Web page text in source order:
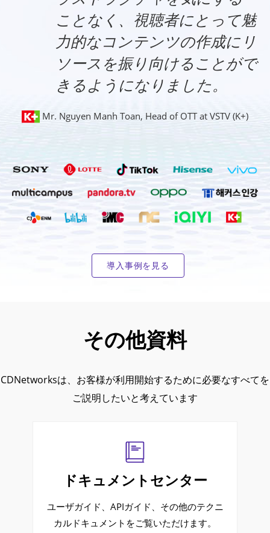
ことなく、視聴者にとって魅
力的なコンテンツの作成にリ
ソースを振り向けることがで
きるようになりました。
Mr. Nguyen Manh Toan, Head of OTT at VSTV (K+)
導入事例を見る
その他資料
CDNetworksは、お客様が利用開始するために必要なすべてを
ご説明したいと考えています
ドキュメントセンター
ユーザガイド、APIガイド、その他のテクニ
カルドキュメントをご覧いただけます。